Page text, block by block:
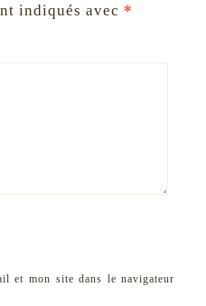
indiqués avec *
et mon site dans le navigateur